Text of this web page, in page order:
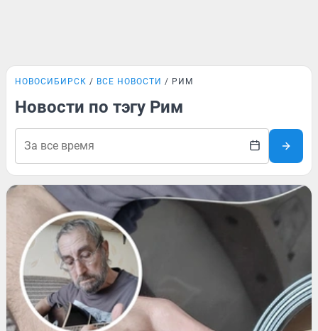
НОВОСИБИРСК ВСЕ НОВОСТИ РИМ
Новости по тэгу Рим